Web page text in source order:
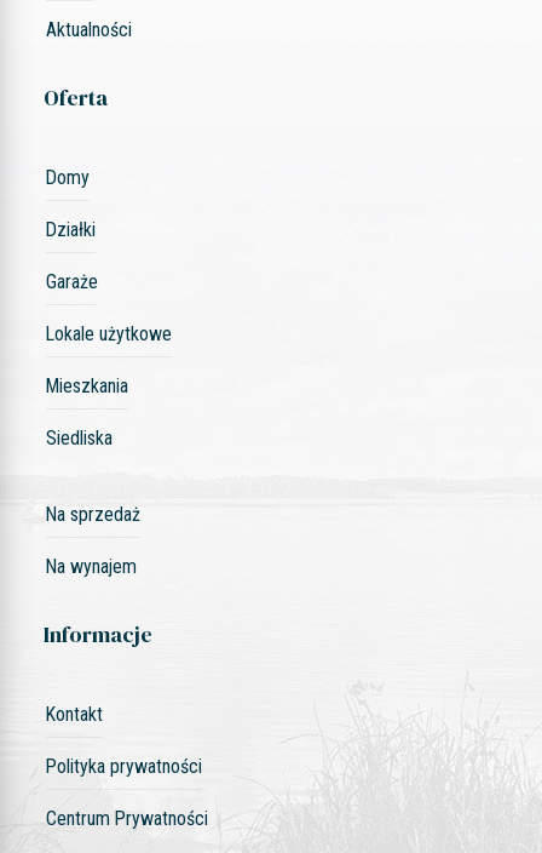
Aktualności
Oferta
Domy
Działki
Garaże
Lokale użytkowe
Mieszkania
Siedliska
Na sprzedaż
Na wynajem
Informacje
Kontakt
Polityka prywatności
Centrum Prywatności